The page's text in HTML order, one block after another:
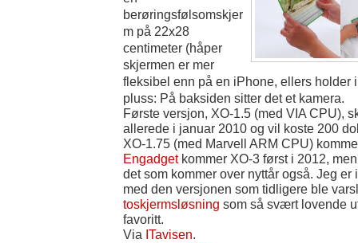
berøringsfølsomskjer
m på 22x28
centimeter (håper
skjermen er mer
fleksibel enn på en iPhone, ellers holder
pluss: På baksiden sitter det et kamera.
Første versjon, XO-1.5 (med VIA CPU),
allerede i januar 2010 og vil koste 200
XO-1.75 (med Marvell ARM CPU)
Engadgetkommer XO-3 først i 2012,
det som kommer over nyttår også. Jeg
med den versjonen som tidligere ble
toskjermsløsning som så svært lovende
favoritt.
Via ITavisen.